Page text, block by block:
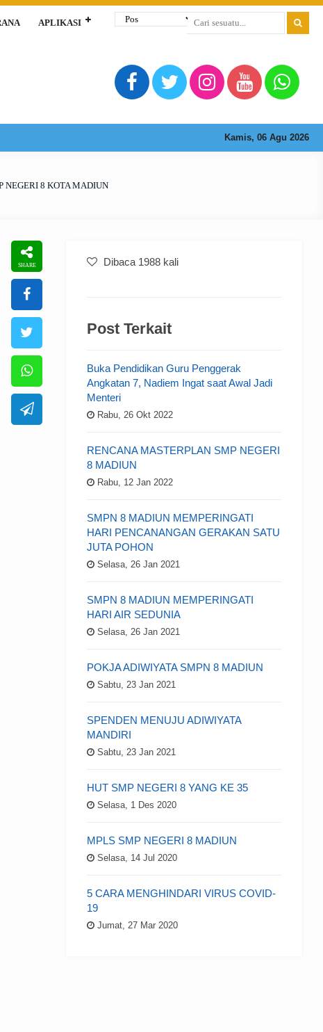
APLIKASI
Kamis, 06 Agu 2026
NEGERI 8 KOTA MADIUN
Dibaca 1988 kali
Post Terkait
Buka Pendidikan Guru Penggerak
Angkatan 7, Nadiem Ingat saat Awal Jadi
Menteri
Rabu, 26 Okt 2022
RENCANA MASTERPLAN SMP NEGERI
8 MADIUN
Rabu, 12 Jan 2022
SMPN 8 MADIUN MEMPERINGATI
HARI PENCANANGAN GERAKAN SATU
JUTA POHON
Selasa, 26 Jan 2021
SMPN 8 MADIUN MEMPERINGATI
HARI AIR SEDUNIA
Selasa, 26 Jan 2021
POKJA ADIWIYATA SMPN 8 MADIUN
Sabtu, 23 Jan 2021
SPENDEN MENUJU ADIWIYATA
MANDIRI
Sabtu, 23 Jan 2021
HUT SMP NEGERI 8 YANG KE 35
Selasa, 1 Des 2020
MPLS SMP NEGERI 8 MADIUN
Selasa, 14 Jul 2020
5 CARA MENGHINDARI VIRUS COVID-
19
Jumat, 27 Mar 2020